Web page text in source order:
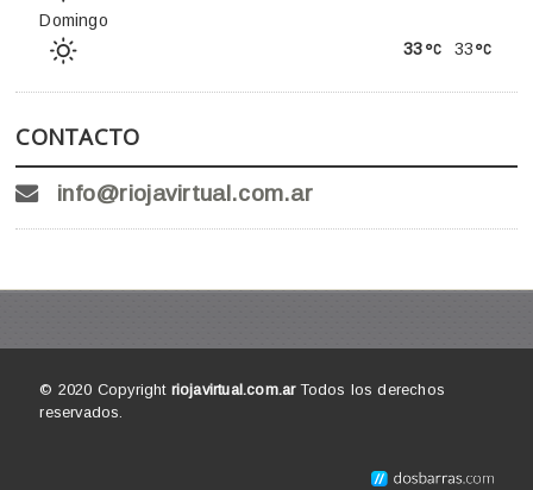
Domingo
33
33
CONTACTO
info@riojavirtual.com.ar
© 2020 Copyright riojavirtual.com.arTodos los derechos
reservados.